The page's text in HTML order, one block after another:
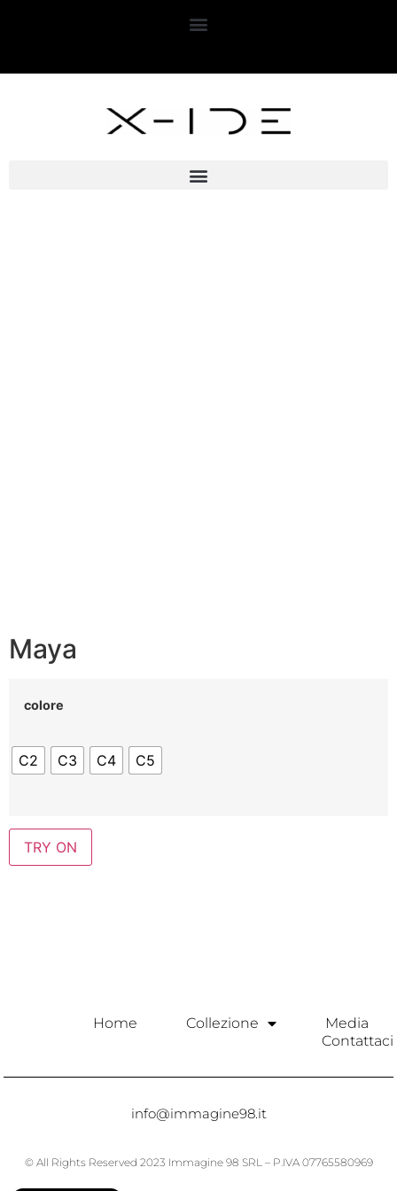
Maya
colore
C2 C3 C4 C5
TRY ON
Home Collezione
Media
Contattaci
info@immagine98.it
© All Rights Reserved 2023 Immagine 98 SRL – P.IVA 07765580969